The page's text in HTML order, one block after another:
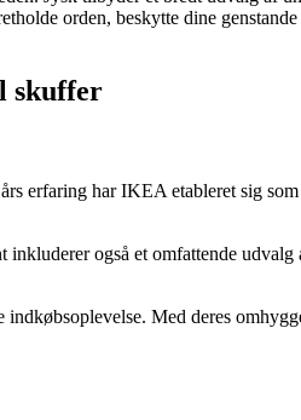
orden, beskytte dine
skuffer
erfaring har IKEA etableret sig
også et omfattende
Med deres